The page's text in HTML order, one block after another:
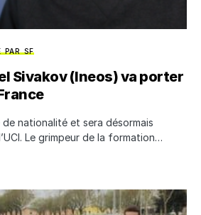
PAR SF
Sivakov (Ineos) va porter
nationalité et sera désormais
Le grimpeur de la formation…